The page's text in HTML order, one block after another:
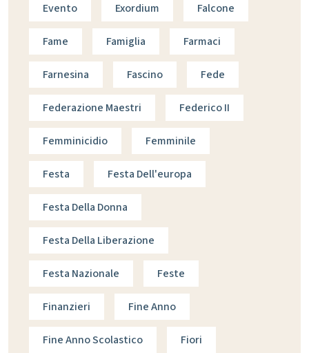
Evento Exordium Falcone
Fame Famiglia Farmaci
Farnesina Fascino Fede
Federazione Maestri Federico II
Femminicidio Femminile
Festa Festa Dell'europa
Festa Della Donna
Festa Della Liberazione
Festa Nazionale Feste
Finanzieri Fine Anno
Fine Anno Scolastico Fiori